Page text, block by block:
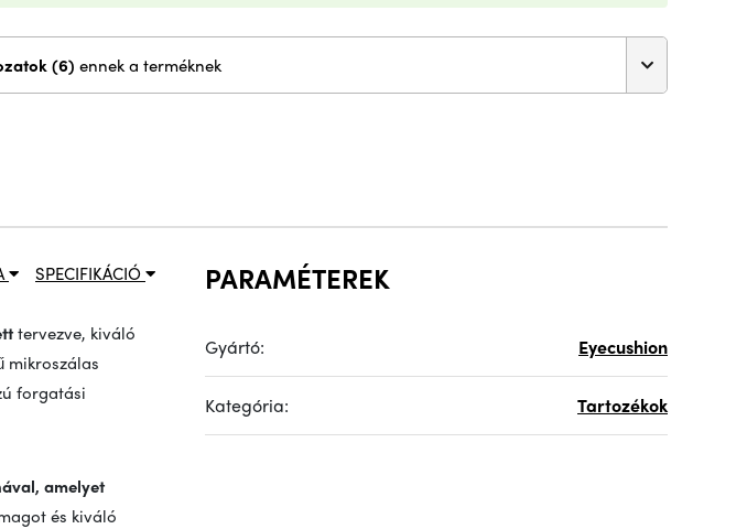
Egyéb változatok (6) ennek a terméknek
SPECIFIKÁCIÓ
tervezve, kiváló
mikroszálas
forgatási
amelyet
és kiváló
PARAMÉTEREK
Gyártó: Eyecushion
Kategória: Tartozékok